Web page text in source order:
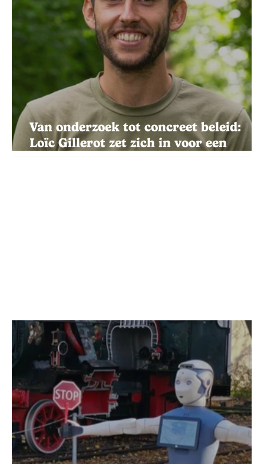
Van onderzoek tot concreet beleid:
Loïc Gillerot zet zich in voor een